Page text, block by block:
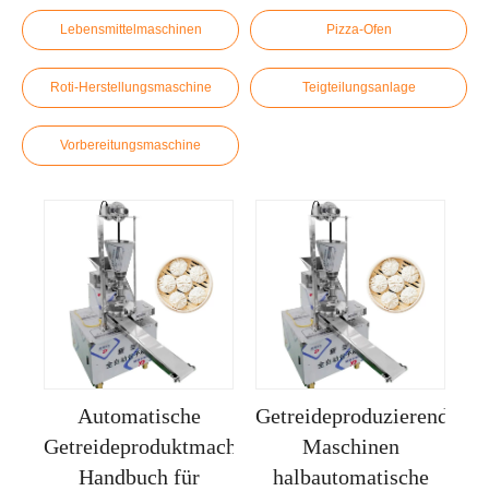
Kontakt
Lebensmittelmaschinen Pizza-Ofen
Roti-Herstellungsmaschine Teigteilungsanlage
Vorbereitungsmaschine
Automatische
Getreideproduktmachermaschinen,
Handbuch für
Getreideproduzierende
Maschinen
halbautomatische